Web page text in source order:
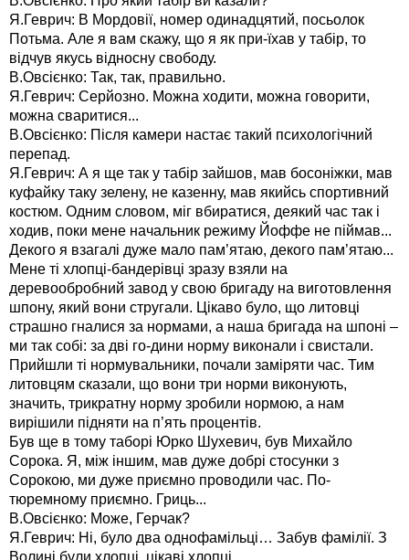
Я.Геврич: В Мордовії, номер одинадцятий, посьолок
Потьма. Але я вам скажу, що я як при-їхав у табір, то
відчув якусь відносну свободу.
В.Овсієнко: Так, так, правильно.
Я.Геврич: Серйозно. Можна ходити, можна говорити,
можна сваритися...
В.Овсієнко: Після камери настає такий психологічний
перепад.
Я.Геврич: А я ще так у табір зайшов, мав босоніжки, мав
куфайку таку зелену, не казенну, мав якийсь спортивний
костюм. Одним словом, міг вбиратися, деякий час так і
ходив, поки мене начальник режиму Йоффе не піймав...
Декого я взагалі дуже мало пам’ятаю, декого пам’ятаю...
Мене ті хлопці-бандерівці зразу взяли на
деревообробний завод у свою бригаду на виготовлення
шпону, який вони стругали. Цікаво було, що литовці
страшно гналися за нормами, а наша бригада на шпоні –
ми так собі: за дві го-дини норму виконали і свистали.
Прийшли ті нормувальники, почали заміряти час. Тим
литовцям сказали, що вони три норми виконують,
значить, трикратну норму зробили нормою, а нам
вирішили підняти на п’ять процентів.
Був ще в тому таборі Юрко Шухевич, був Михайло
Сорока. Я, між іншим, мав дуже добрі стосунки з
Сорокою, ми дуже приємно проводили час. По-
тюремному приємно. Гриць...
В.Овсієнко: Може, Герчак?
Я.Геврич: Ні, було два однофамільці… Забув фамілії. З
Волині були хлопці, цікаві хлопці.